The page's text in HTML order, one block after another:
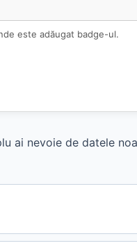
este adăugat badge-ul.
ai nevoie de datele